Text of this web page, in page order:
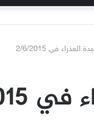
العذراء في 2/6/2015
2015